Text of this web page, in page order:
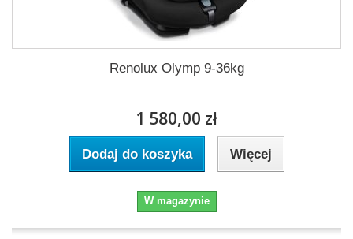
Renolux Olymp 9-36kg
1 580,00 zł
Dodaj do koszyka Więcej
W magazynie